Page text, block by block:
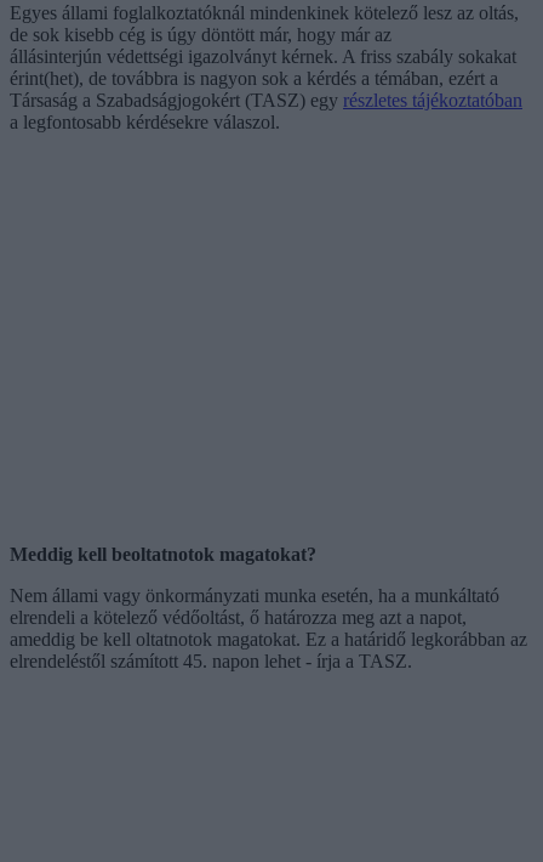
Egyes állami foglalkoztatóknál mindenkinek kötelező lesz az oltás,
de sok kisebb cég is úgy döntött már, hogy már az
állásinterjún védettségi igazolványt kérnek. A friss szabály sokakat
érint(het), de továbbra is nagyon sok a kérdés a témában, ezért a
Társaság a Szabadságjogokért (TASZ) egy részletes tájékoztatóban
a legfontosabb kérdésekre válaszol.
Meddig kell beoltatnotok magatokat?
Nem állami vagy önkormányzati munka esetén, ha a munkáltató
elrendeli a kötelező védőoltást, ő határozza meg azt a napot,
ameddig be kell oltatnotok magatokat. Ez a határidő legkorábban az
elrendeléstől számított 45. napon lehet - írja a TASZ.